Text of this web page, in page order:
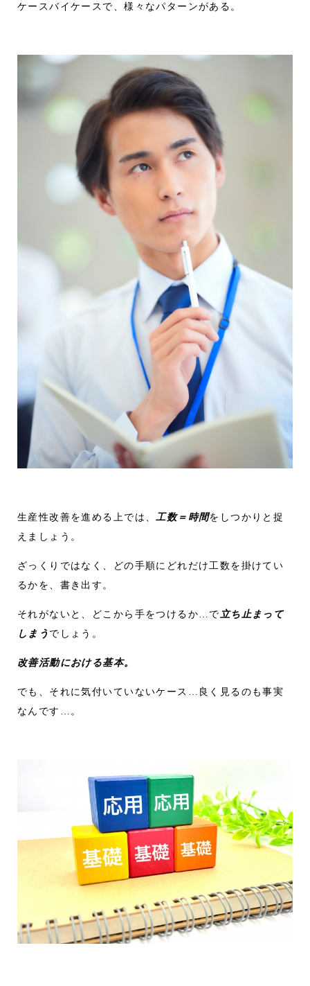
ケースバイケースで、様々なパターンがある。
生産性改善を進める上では、工数＝時間をしつかりと捉
えましょう。
ざっくりではなく、どの手順にどれだけ工数を掛けてい
るかを、書き出す。
それがないと、どこから手をつけるか…で 立ち止まって
しまうでしょう。
改善活動における基本。
でも、それに気付いていないケース…良く見るのも事実
なんです…。